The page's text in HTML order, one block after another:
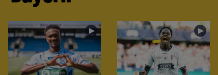
► ►